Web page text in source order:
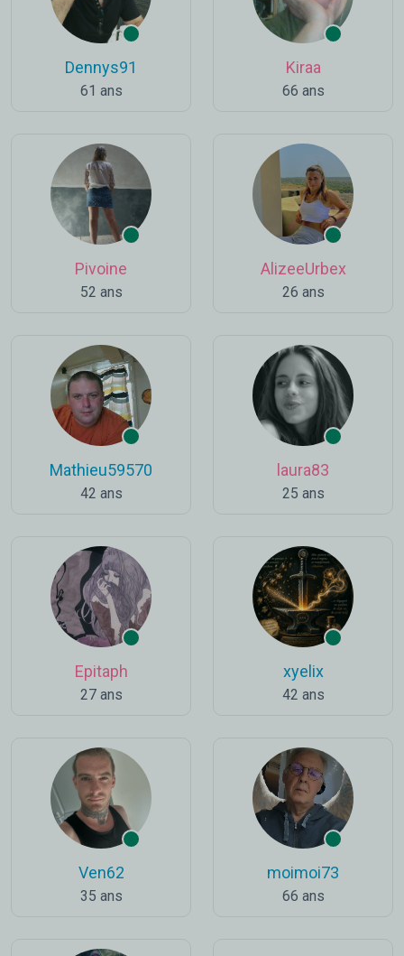
Dennys91
61 ans
Kiraa
66 ans
Pivoine
52 ans
AlizeeUrbex
26 ans
Mathieu59570
42 ans
laura83
25 ans
Epitaph
27 ans
xyelix
42 ans
Ven62
35 ans
moimoi73
66 ans